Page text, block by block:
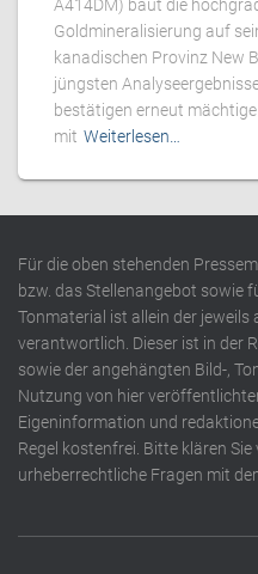
A414DM) baut die
Goldmineralisierung auf
kanadischen Provinz New
jüngsten
bestätigen erneut
mit Weiterlesen…
Für die oben stehenden
bzw. das Stellenangebot sowie
Tonmaterial ist allein der jeweils
verantwortlich. Dieser ist in der
sowie der angehängten Bild-,
Nutzung von hier
Eigeninformation und
Regel kostenfrei. Bitte klären
urheberrechtliche Fragen mit